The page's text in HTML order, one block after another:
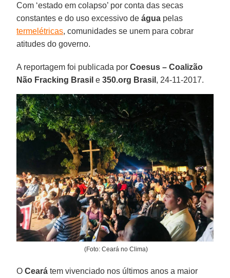
Com ‘estado em colapso’ por conta das secas
constantes e do uso excessivo deágua pelas
termelétricas, comunidades se unem para cobrar
atitudes do governo.
A reportagem foi publicada porCoesus – Coalizão
Não Fracking Brasil e350.org Brasil , 24-11-2017.
(Foto: Ceará no Clima)
OCeará tem vivenciado nos últimos anos a maior